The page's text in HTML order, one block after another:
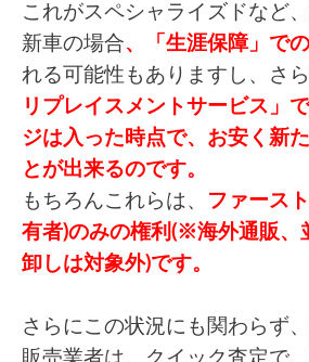
これがスペシャライズドなど
新車の場合、「生涯保障」で
れる可能性もありますし、さ
リプレイスメントサービス」
ジは入った時点で、お安く新
とが出来るのです。
もちろんこれらは、
ファース
有者)のみの権利(※海外通販、
卸しは対象外)です。
さらにこの状況にも関わらず
販売業者は、クイック査定で